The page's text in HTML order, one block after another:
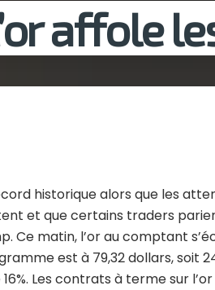
affole
historique alors que les
et que certains traders
Ce matin, l’or au comptant
est à 79,32 dollars, soit
Les contrats à terme sur